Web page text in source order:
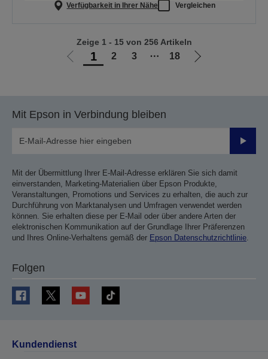
Verfügbarkeit in Ihrer Nähe Vergleichen
Zur 1 2 3 ⋯ 18
Zur
Zeige 1 - 15 von 256 Artikeln
Mit Epson in Verbindung bleiben
Mit der Übermittlung Ihrer E-Mail-Adresse erklären Sie sich damit
einverstanden, Marketing-Materialien über Epson Produkte,
Veranstaltungen, Promotions und Services zu erhalten, die auch zur
Durchführung von Marktanalysen und Umfragen verwendet werden
können. Sie erhalten diese per E-Mail oder über andere Arten der
elektronischen Kommunikation auf der Grundlage Ihrer Präferenzen
und Ihres Online-Verhaltens gemäß der Epson Datenschutzrichtlinie.
Folgen
Kundendienst